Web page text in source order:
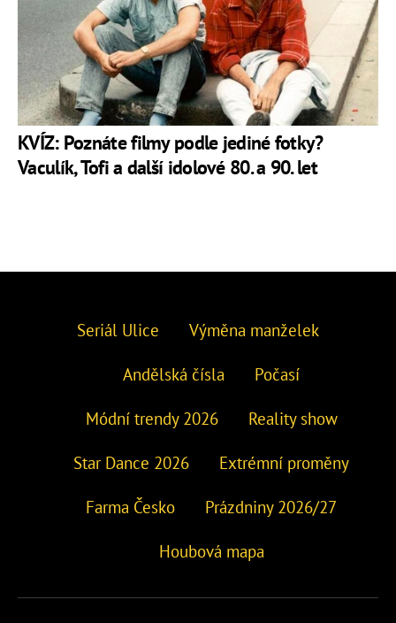
KVÍZ: Poznáte filmy podle jediné fotky?
Vaculík, Tofi a další idolové 80. a 90. let
Seriál Ulice Výměna manželek
Andělská čísla Počasí
Módní trendy 2026 Reality show
Star Dance 2026 Extrémní proměny
Farma Česko Prázdniny 2026/27
Houbová mapa